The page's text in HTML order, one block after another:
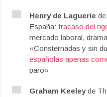
Henry de Laguerie
España: fracaso del
mercado laboral,
«Consternadas y sin
españolas apenas
paro»
Graham Keeleyde